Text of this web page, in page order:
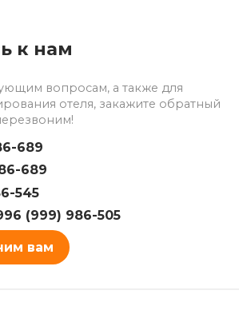
к нам
вопросам, а также для
отеля, закажите обратный
689
689
545
(999) 986-505
вам